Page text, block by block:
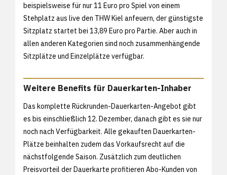
beispielsweise für nur 11 Euro pro Spiel von einem
Stehplatz aus live den THW Kiel anfeuern, der günstigste
Sitzplatz startet bei 13,89 Euro pro Partie. Aber auch in
allen anderen Kategorien sind noch zusammenhängende
Sitzplätze und Einzelplätze verfügbar.
Weitere Benefits für Dauerkarten-Inhaber
Das komplette Rückrunden-Dauerkarten-Angebot gibt
es bis einschließlich 12. Dezember, danach gibt es sie nur
noch nach Verfügbarkeit. Alle gekauften Dauerkarten-
Plätze beinhalten zudem das Vorkaufsrecht auf die
nächstfolgende Saison. Zusätzlich zum deutlichen
Preisvorteil der Dauerkarte profitieren Abo-Kunden von